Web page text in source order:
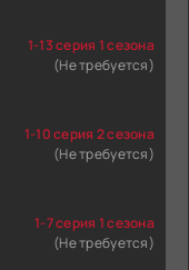
1-13 серия 1 сезона
(Не требуется)
1-10 серия 2 сезона
(Не требуется)
1-7 серия 1 сезона
(Не требуется)